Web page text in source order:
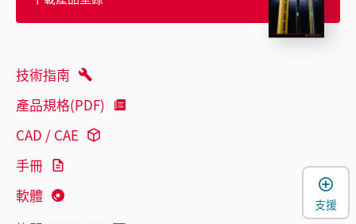
技術指南
產品規格(PDF)
CAD / CAE
手冊
軟體
支援